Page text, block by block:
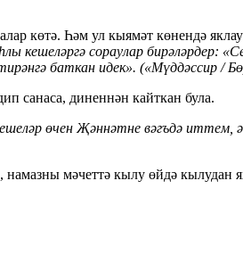
көтә. Һәм ул кыямәт көнендә
кешеләргә сораулар бирәләрдер:
баткан идек». («Мүддәссир /
санаса, диненнән кайткан була.
өчен Җәннәтне вәгъдә иттем, ә
намазны мәчеттә кылу өйдә